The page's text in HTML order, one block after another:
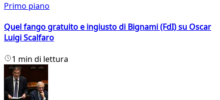
Primo piano
Quel fango gratuito e ingiusto di Bignami (FdI) su Oscar
Luigi Scalfaro
1 min di lettura